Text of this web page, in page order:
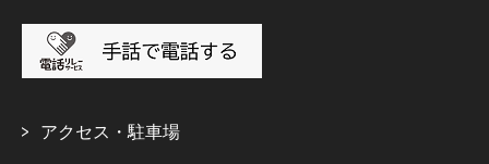
アクセス・駐車場